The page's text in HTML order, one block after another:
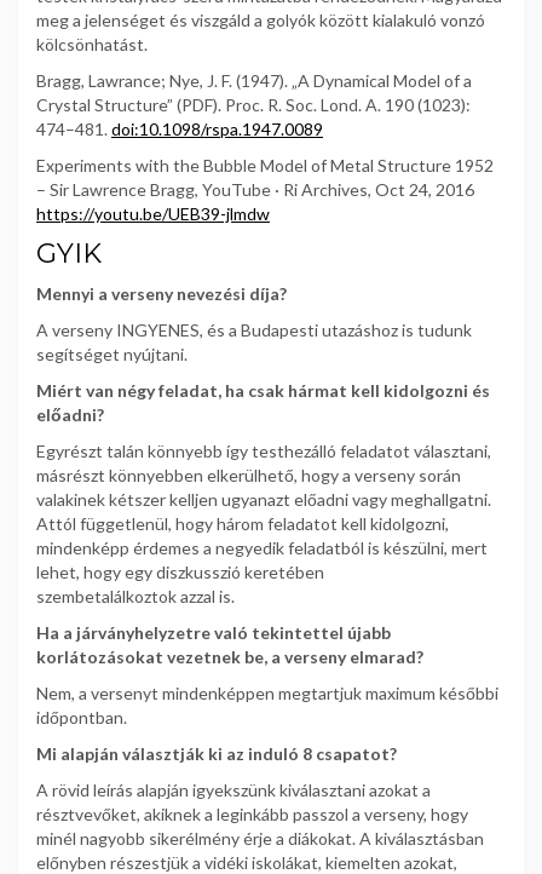
meg a jelenséget és viszgáld a golyók között kialakuló vonzó
kölcsönhatást.
Bragg, Lawrance; Nye, J. F. (1947). „A Dynamical Model of a
Crystal Structure” (PDF). Proc. R. Soc. Lond. A. 190 (1023):
474–481.doi:10.1098/rspa.1947.0089
Experiments with the Bubble Model of Metal Structure 1952
– Sir Lawrence Bragg, YouTube · Ri Archives, Oct 24, 2016
https://youtu.be/UEB39-jlmdw
GYIK
Mennyi a verseny nevezési díja?
A verseny INGYENES, és a Budapesti utazáshoz is tudunk
segítséget nyújtani.
Miért van négy feladat, ha csak hármat kell kidolgozni és
előadni?
Egyrészt talán könnyebb így testhezálló feladatot választani,
másrészt könnyebben elkerülhető, hogy a verseny során
valakinek kétszer kelljen ugyanazt előadni vagy meghallgatni.
Attól függetlenül, hogy három feladatot kell kidolgozni,
mindenképp érdemes a negyedik feladatból is készülni, mert
lehet, hogy egy diszkusszió keretében
szembetalálkoztok azzal is.
Ha a járványhelyzetre való tekintettel újabb
korlátozásokat vezetnek be, a verseny elmarad?
Nem, a versenyt mindenképpen megtartjuk maximum későbbi
időpontban.
Mi alapján választják ki az induló 8 csapatot?
A rövid leírás alapján igyekszünk kiválasztani azokat a
résztvevőket, akiknek a leginkább passzol a verseny, hogy
minél nagyobb sikerélmény érje a diákokat. A kiválasztásban
előnyben részestjük a vidéki iskolákat, kiemelten azokat,